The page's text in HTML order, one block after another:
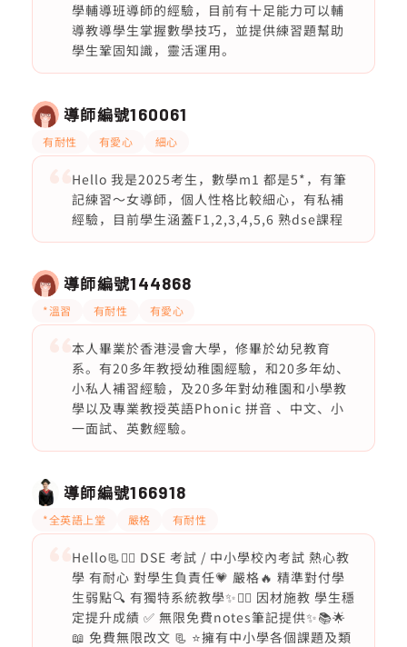
學輔導班導師的經驗，目前有十足能力可以輔
導教導學生掌握數學技巧，並提供練習題幫助
學生鞏固知識，靈活運用。
導師編號160061
有耐性 有愛心 細心
Hello 我是2025考生，數學m1 都是5*，有筆
記練習～女導師，個人性格比較細心，有私補
經驗，目前學生涵蓋F1,2,3,4,5,6 熟dse課程
導師編號144868
*溫習 有耐性 有愛心
本人畢業於香港浸會大學，修畢於幼兒教育
系。有20多年教授幼稚園經驗，和20多年幼、
小私人補習經驗，及20多年對幼稚園和小學教
學以及專業教授英語Phonic 拼音 、中文、小
一面試、英數經驗。
導師編號166918
*全英語上堂 嚴格 有耐性
Hello📃✍🏽 DSE 考試 / 中小學校內考試 熱心教
學 有耐心 對學生負責任💗 嚴格🔥 精準對付學
生弱點🔍 有獨特系統教學✨✍🏽 因材施教 學生穩
定提升成績 ✅ 無限免費notes筆記提供✨📚🌟
📖 免費無限改文 📃 ⭐️擁有中小學各個課題及類